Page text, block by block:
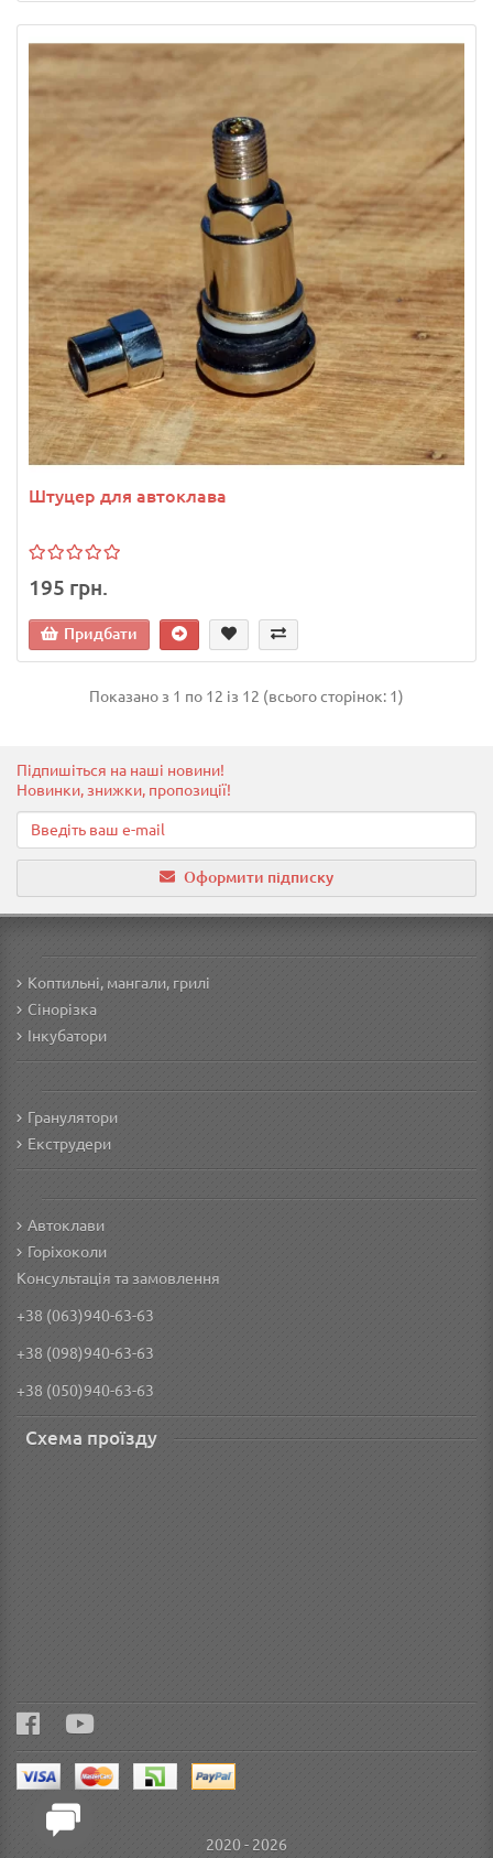
Штуцер для автоклава
195 грн.
Придбати
Показано з 1 по 12 із 12 (всього сторінок: 1)
Підпишіться на наші новини!
Новинки, знижки, пропозиції!
Оформити підписку
Коптильні, мангали, грилі
Сінорізка
Інкубатори
Гранулятори
Екструдери
Автоклави
Горіхоколи
Консультація та замовлення
+38 (063)940-63-63
+38 (098)940-63-63
+38 (050)940-63-63
Схема проїзду
2020 - 2026